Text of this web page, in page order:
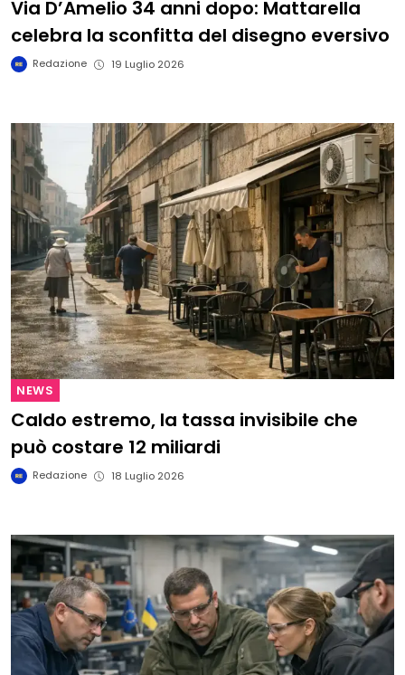
Via D’Amelio 34 anni dopo: Mattarella
celebra la sconfitta del disegno eversivo
Redazione 19 Luglio 2026
NEWS
Caldo estremo, la tassa invisibile che
può costare 12 miliardi
Redazione 18 Luglio 2026